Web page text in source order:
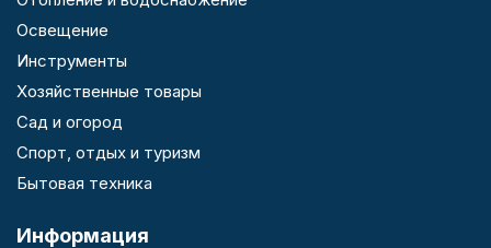
Освещение
Инструменты
Хозяйственные товары
Сад и огород
Спорт, отдых и туризм
Бытовая техника
Информация